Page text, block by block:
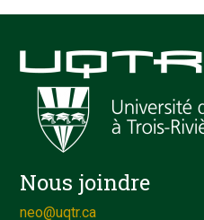
Nous joindre
neo@uqtr.ca